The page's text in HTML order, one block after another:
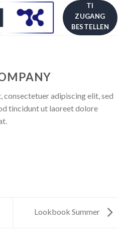
TI
ZUGANG
BESTELLEN
consectetuer adipiscing elit, sed
tincidunt ut laoreet dolore
Lookbook Summer